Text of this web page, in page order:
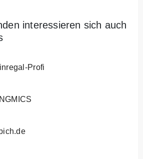
interessieren sich auch
Profi